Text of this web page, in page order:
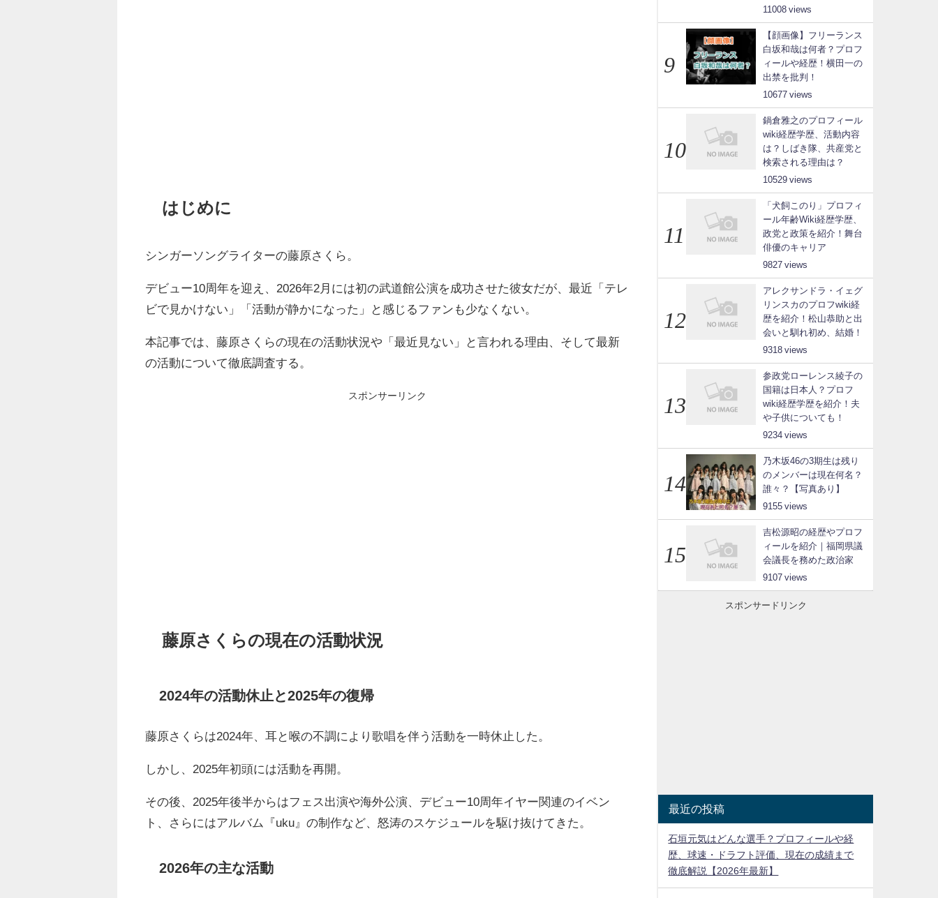
はじめに
シンガーソングライターの藤原さくら。
デビュー10周年を迎え、2026年2月には初の武道館公演を成功させた彼女だが、最近「テレ
ビで見かけない」「活動が静かになった」と感じるファンも少なくない。
本記事では、藤原さくらの現在の活動状況や「最近見ない」と言われる理由、そして最新
の活動について徹底調査する。
スポンサーリンク
藤原さくらの現在の活動状況
2024年の活動休止と2025年の復帰
藤原さくらは2024年、耳と喉の不調により歌唱を伴う活動を一時休止した。
しかし、2025年初頭には活動を再開。
その後、2025年後半からはフェス出演や海外公演、デビュー10周年イヤー関連のイベン
ト、さらにはアルバム『uku』の制作など、怒涛のスケジュールを駆け抜けてきた。
2026年の主な活動
11008
【顔画像】フリーランス
白坂和哉は何者？プロフ
ィールや経歴！横田一の
出禁を批判！
10677
鍋倉雅之のプロフィール
wiki経歴学歴、活動内容
は？しばき隊、共産党と
検索される理由は？
10529
「犬飼このり」プロフィ
ール年齢Wiki経歴学歴、
政党と政策を紹介！舞台
俳優のキャリア
9827
アレクサンドラ・イェグ
リンスカのプロフwiki経
歴を紹介！松山恭助と出
会いと馴れ初め、結婚！
9318
参政党ローレンス綾子の
国籍は日本人？プロフ
wiki経歴学歴を紹介！夫
や子供についても！
9234
乃木坂46の3期生は残り
のメンバーは現在何名？
誰々？【写真あり】
9155
吉松源昭の経歴やプロフ
ィールを紹介｜福岡県議
会議長を務めた政治家
9107
スポンサードリンク
最近の投稿
石垣元気はどんな選手？プロフィールや経
歴、球速・ドラフト評価、現在の成績まで
徹底解説【2026年最新】